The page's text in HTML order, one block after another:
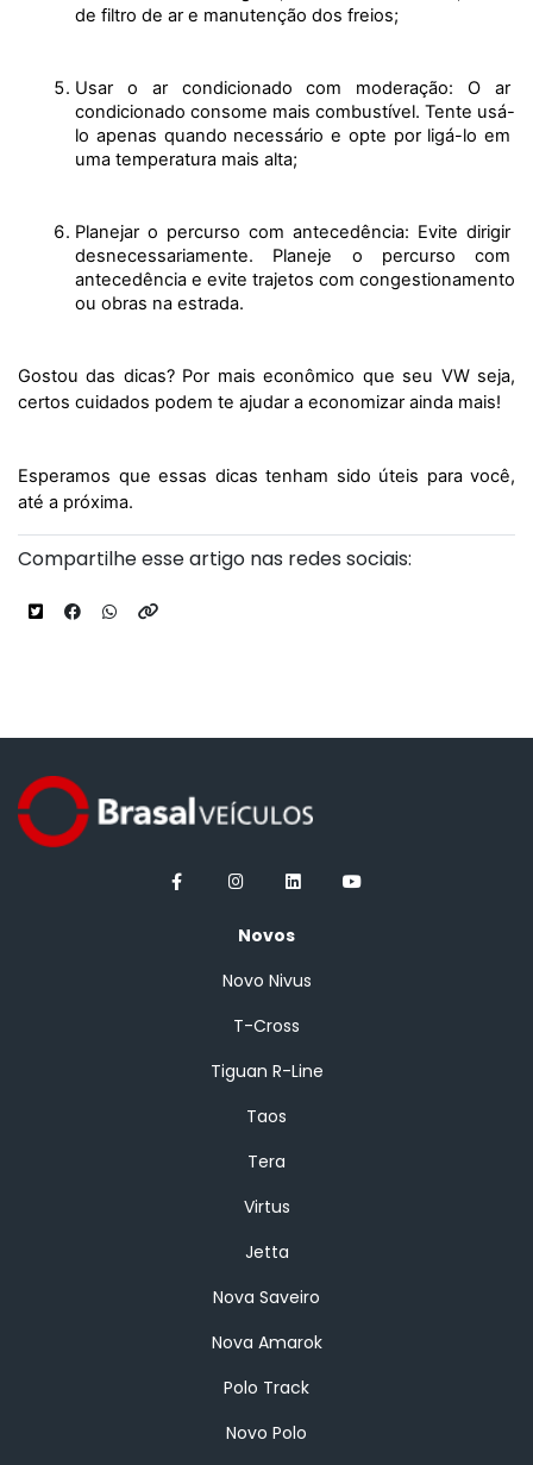
de filtro de ar e manutenção dos freios;
Usar o ar condicionado com moderação: O ar
condicionado consome mais combustível. Tente usá-
lo apenas quando necessário e opte por ligá-lo em
uma temperatura mais alta;
Planejar o percurso com antecedência: Evite dirigir
desnecessariamente. Planeje o percurso com
antecedência e evite trajetos com congestionamento
ou obras na estrada.
Gostou das dicas? Por mais econômico que seu VW seja,
certos cuidados podem te ajudar a economizar ainda mais!
Esperamos que essas dicas tenham sido úteis para você,
até a próxima.
Compartilhe esse artigo nas redes sociais:
Novos
Novo Nivus
T-Cross
Tiguan R-Line
Taos
Tera
Virtus
Jetta
Nova Saveiro
Nova Amarok
Polo Track
Novo Polo